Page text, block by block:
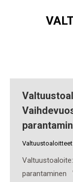
Valtuustoaloitteet
parantaminen